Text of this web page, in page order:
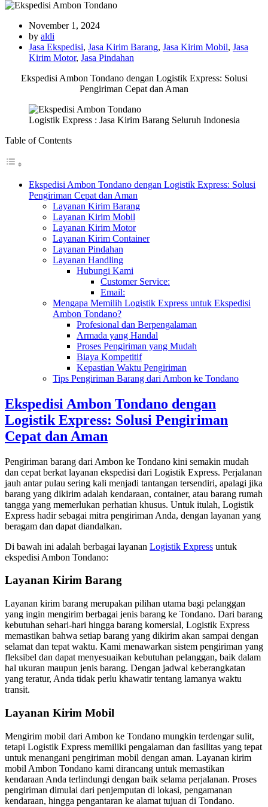
November 1, 2024
by aldi
Jasa Ekspedisi, Jasa Kirim Barang, Jasa Kirim Mobil, Jasa
Kirim Motor, Jasa Pindahan
Ekspedisi Ambon Tondano dengan Logistik Express: Solusi
Pengiriman Cepat dan Aman
Logistik Express : Jasa Kirim Barang Seluruh Indonesia
Table of Contents
Ekspedisi Ambon Tondano dengan Logistik Express: Solusi
Pengiriman Cepat dan Aman
Layanan Kirim Barang
Layanan Kirim Mobil
Layanan Kirim Motor
Layanan Kirim Container
Layanan Pindahan
Layanan Handling
Hubungi Kami
Customer Service:
Email:
Mengapa Memilih Logistik Express untuk Ekspedisi
Ambon Tondano?
Profesional dan Berpengalaman
Armada yang Handal
Proses Pengiriman yang Mudah
Biaya Kompetitif
Kepastian Waktu Pengiriman
Tips Pengiriman Barang dari Ambon ke Tondano
Ekspedisi Ambon Tondano dengan
Logistik Express: Solusi Pengiriman
Cepat dan Aman
Pengiriman barang dari Ambon ke Tondano kini semakin mudah
dan cepat berkat layanan ekspedisi dari Logistik Express. Perjalanan
jauh antar pulau sering kali menjadi tantangan tersendiri, apalagi jika
barang yang dikirim adalah kendaraan, container, atau barang rumah
tangga yang memerlukan perhatian khusus. Untuk itulah, Logistik
Express hadir sebagai mitra pengiriman Anda, dengan layanan yang
beragam dan dapat diandalkan.
Di bawah ini adalah berbagai layanan Logistik Express untuk
ekspedisi Ambon Tondano:
Layanan Kirim Barang
Layanan kirim barang merupakan pilihan utama bagi pelanggan
yang ingin mengirim berbagai jenis barang ke Tondano. Dari barang
kebutuhan sehari-hari hingga barang komersial, Logistik Express
memastikan bahwa setiap barang yang dikirim akan sampai dengan
selamat dan tepat waktu. Kami menawarkan sistem pengiriman yang
fleksibel dan dapat menyesuaikan kebutuhan pelanggan, baik dalam
hal ukuran maupun jenis barang. Dengan jadwal keberangkatan
yang teratur, Anda tidak perlu khawatir tentang lamanya waktu
transit.
Layanan Kirim Mobil
Mengirim mobil dari Ambon ke Tondano mungkin terdengar sulit,
tetapi Logistik Express memiliki pengalaman dan fasilitas yang tepat
untuk menangani pengiriman mobil dengan aman. Layanan kirim
mobil Ambon Tondano kami dirancang untuk memastikan
kendaraan Anda terlindungi dengan baik selama perjalanan. Proses
pengiriman dimulai dari penjemputan di lokasi, pengamanan
kendaraan, hingga pengantaran ke alamat tujuan di Tondano.